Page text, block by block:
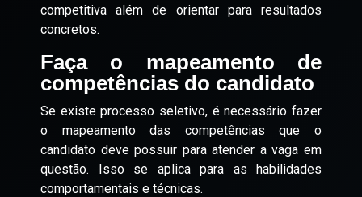
competitiva além de orientar para resultados
concretos.
Faça o mapeamento de
competências do candidato
Se existe processo seletivo, é necessário fazer
o mapeamento das competências que o
candidato deve possuir para atender a vaga em
questão. Isso se aplica para as habilidades
comportamentais e técnicas.